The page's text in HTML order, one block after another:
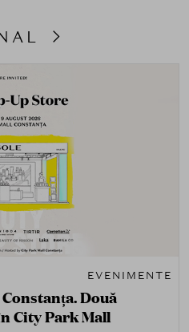
EVENIMENTE
Două
City Park Mall